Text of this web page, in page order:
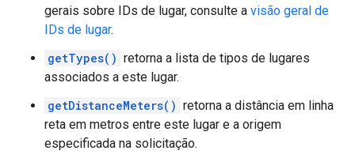
gerais sobre IDs de lugar, consulte a visão geral de
IDs de lugar.
getTypes() retorna a lista de tipos de lugares
associados a este lugar.
getDistanceMeters() retorna a distância em linha
reta em metros entre este lugar e a origem
especificada na solicitação.